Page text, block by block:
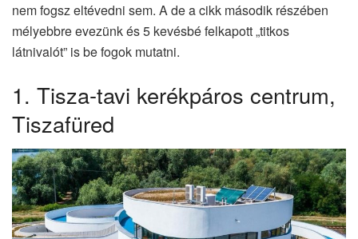
nem fogsz eltévedni sem. A de a cikk második részében
mélyebbre evezünk és 5 kevésbé felkapott „titkos
látnivalót” is be fogok mutatni.
1. Tisza-tavi kerékpáros centrum,
Tiszafüred